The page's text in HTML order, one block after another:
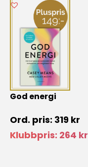
God energi
319 kr
Klubbpris: 264 kr